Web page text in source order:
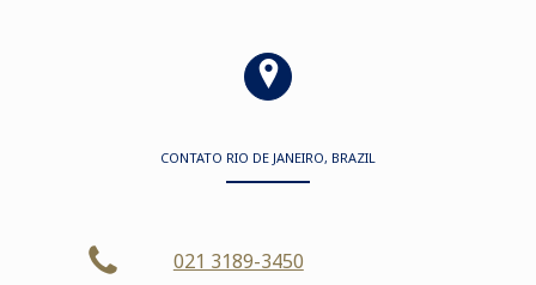
CONTATO RIO DE JANEIRO, BRAZIL
021 3189-3450